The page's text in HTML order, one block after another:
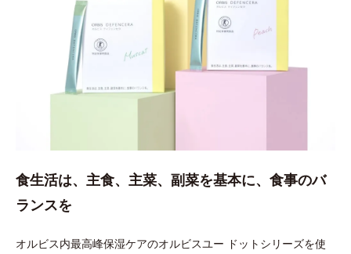
食生活は、主食、主菜、副菜を基本に、食事のバ
ランスを
オルビス内最高峰保湿ケアのオルビスユー ドットシリーズを使